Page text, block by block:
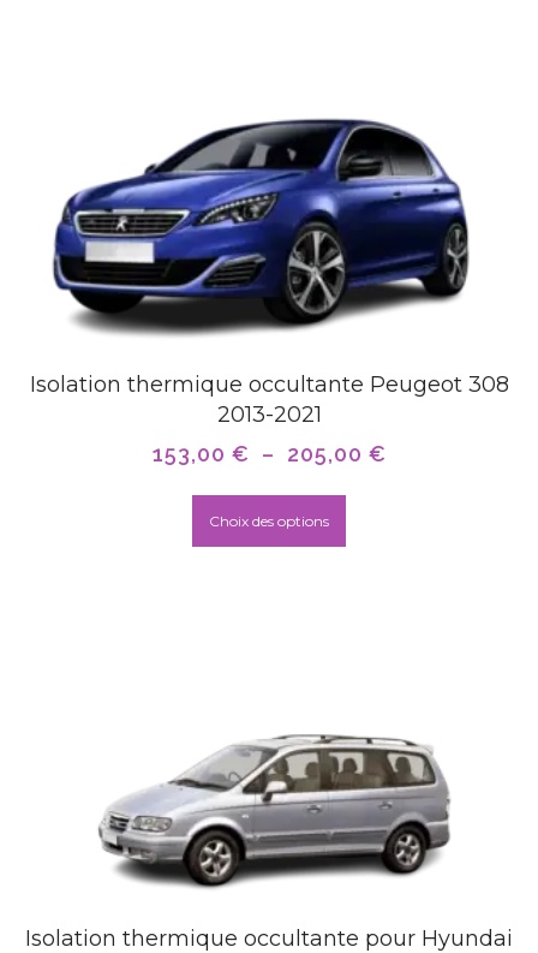
Isolation thermique occultante Peugeot 308
2013-2021
153,00 € – 205,00 €
Choix des options
Isolation thermique occultante pour Hyundai